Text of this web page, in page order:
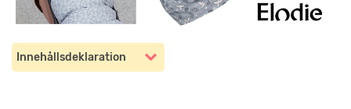
Innehållsdeklaration